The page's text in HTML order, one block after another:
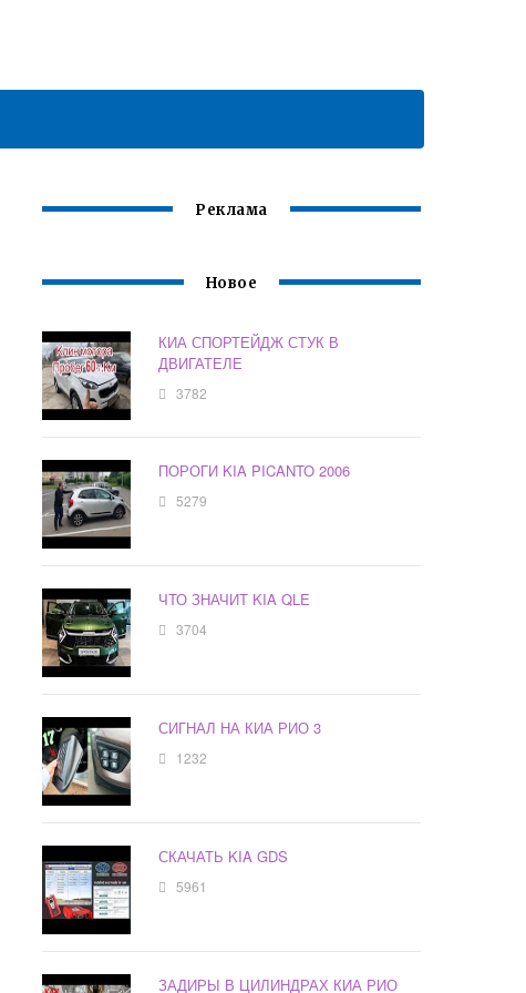
Реклама
Новое
КИА СПОРТЕЙДЖ СТУК В
ДВИГАТЕЛЕ
3782
ПОРОГИ KIA PICANTO 2006
5279
ЧТО ЗНАЧИТ KIA QLE
3704
СИГНАЛ НА КИА РИО 3
1232
СКАЧАТЬ KIA GDS
5961
ЗАДИРЫ В ЦИЛИНДРАХ КИА РИО